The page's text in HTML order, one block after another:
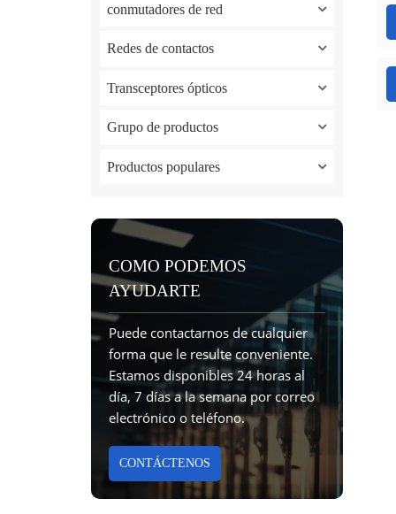
conmutadores de red
Redes de contactos
Transceptores ópticos
Grupo de productos
Productos populares
COMO PODEMOS
AYUDARTE
Puede contactarnos de cualquier
forma que le resulte conveniente.
Estamos disponibles 24 horas al
día, 7 días a la semana por correo
electrónico o teléfono.
CONTÁCTENOS